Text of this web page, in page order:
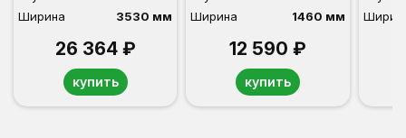
Ширина
3530 мм
26 364 ₽
купить
Ширина
1460 мм
12 590 ₽
купить